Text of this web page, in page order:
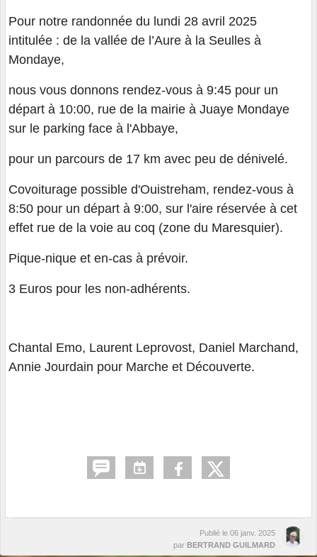
Pour notre randonnée du lundi 28 avril 2025
intitulée : de la vallée de l’Aure à la Seulles à
Mondaye,
nous vous donnons rendez-vous à 9:45 pour un
départ à 10:00, rue de la mairie à Juaye Mondaye
sur le parking face à l'Abbaye,
pour un parcours de 17 km avec peu de dénivelé.
Covoiturage possible d'Ouistreham, rendez-vous à
8:50 pour un départ à 9:00, sur l'aire réservée à cet
effet rue de la voie au coq (zone du Maresquier).
Pique-nique et en-cas à prévoir.
3 Euros pour les non-adhérents.
Chantal Emo, Laurent Leprovost, Daniel Marchand,
Annie Jourdain pour Marche et Découverte.
Publié le 06 janv. 2025
par BERTRAND GUILMARD